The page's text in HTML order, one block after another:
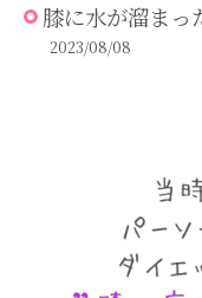
膝に水が溜まっ
2023/08/08